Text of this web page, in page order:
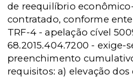
de reequilíbrio
contratado, conforme
TRF-4 - apelação cível
68.2015.404.7200 - exige-
preenchimento
requisitos: a) elevação